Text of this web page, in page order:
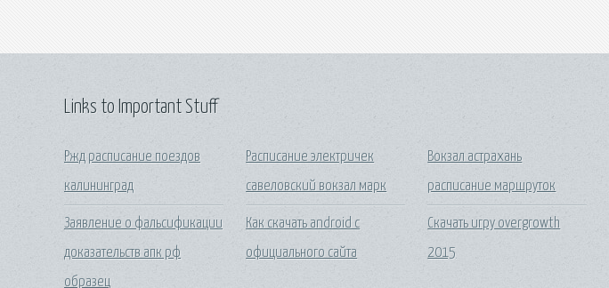
Links to Important Stuff
Ржд расписание поездов
калининград
Заявление о фальсификации
доказательств апк рф
образец
Расписание электричек
савеловский вокзал марк
Как скачать android с
официального сайта
Вокзал астрахань
расписание маршруток
Скачать игру overgrowth
2015